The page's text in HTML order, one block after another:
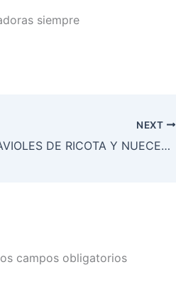
siempre
NEXT
RAVIOLES DE RICOTA Y NUECES TOSTADAS CON POMODORO Y BASÍLICO
campos obligatorios